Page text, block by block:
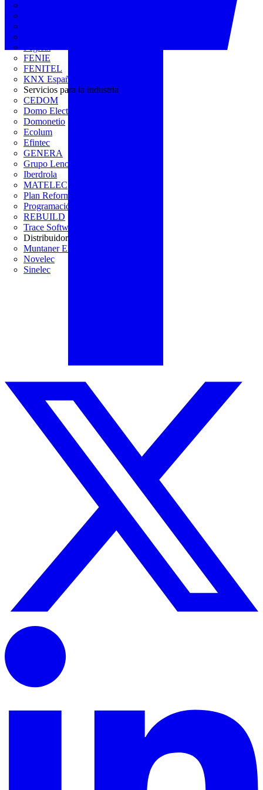
FENIE
FENITEL
KNX España
Servicios para la industria
CEDOM
Domo Electra
Domonetio
Ecolum
Efintec
GENERA
Grupo Lenor
Iberdrola
MATELEC
Plan Reforma
Programación Integral
REBUILD
Trace Software
Distribuidor
Muntaner Electro
Novelec
Sinelec